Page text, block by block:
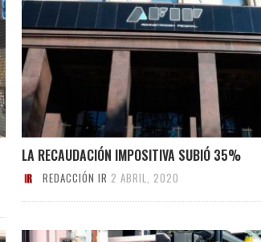
LA RECAUDACIÓN IMPOSITIVA SUBIÓ 35%
REDACCIÓN IR 2 ABRIL, 2020